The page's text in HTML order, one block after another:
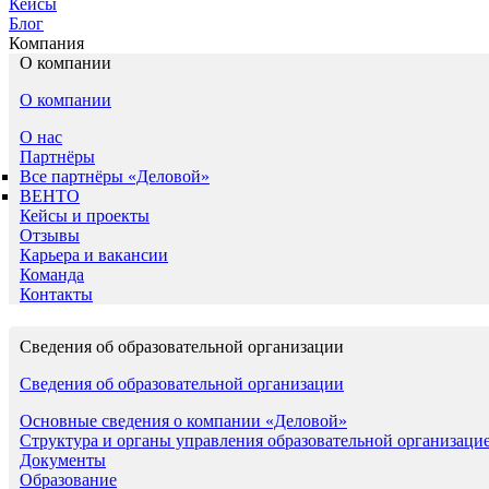
Кейсы
Блог
Компания
О компании
О компании
О нас
Партнёры
Все партнёры «Деловой»
ВЕНТО
Кейсы и проекты
Отзывы
Карьера и вакансии
Команда
Контакты
Сведения об образовательной организации
Сведения об образовательной организации
Основные сведения о компании «Деловой»
Структура и органы управления образовательной
Документы
Образование